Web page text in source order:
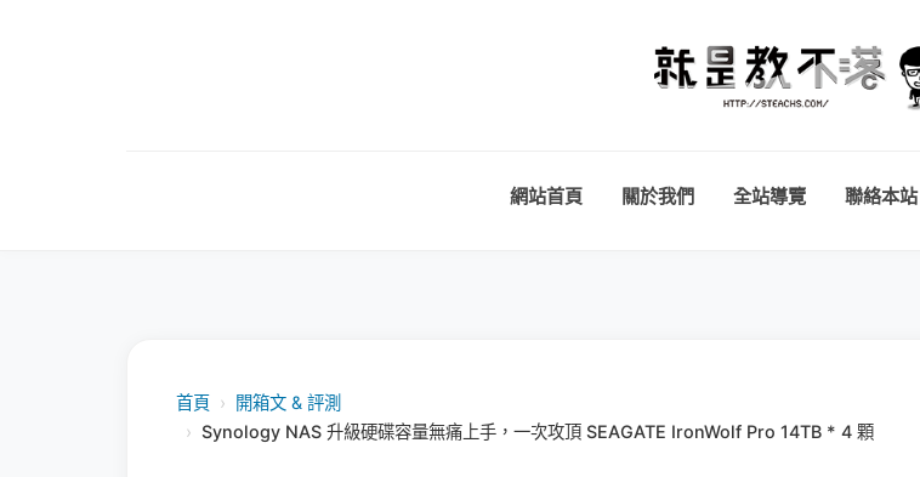
網站首頁 關於我們 全站導覽 聯絡本站
首頁 ›
開箱文 & 評測
› Synology NAS 升級硬碟容量無痛上手，一次攻頂 SEAGATE IronWolf Pro 14TB * 4 顆